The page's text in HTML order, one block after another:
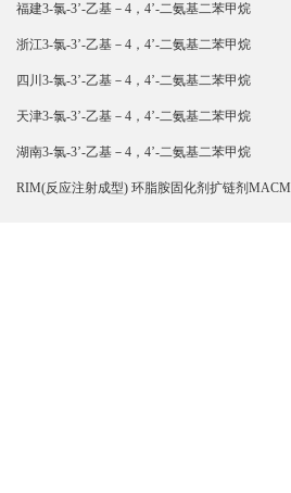
福建3-氯-3’-乙基－4，4’-二氨基二苯甲烷
浙江3-氯-3’-乙基－4，4’-二氨基二苯甲烷
四川3-氯-3’-乙基－4，4’-二氨基二苯甲烷
天津3-氯-3’-乙基－4，4’-二氨基二苯甲烷
湖南3-氯-3’-乙基－4，4’-二氨基二苯甲烷
RIM(反应注射成型) 环脂胺固化剂扩链剂MACM